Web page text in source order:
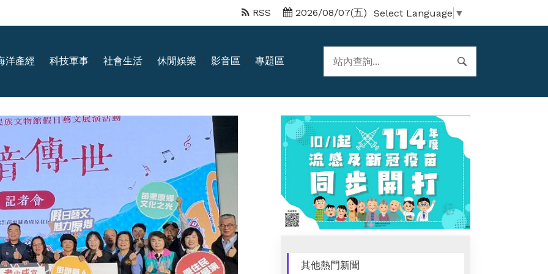
Select Language ▼
2026/08/07(五)
RSS
洋產經 科技軍事 社會生活 休閒娛樂 影音區 專題區
其他熱門新聞